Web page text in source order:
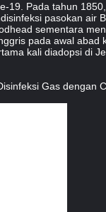
19.
Pada tahun
pasokan air
sementara
pada awal
kali diadopsi di
Gas dengan